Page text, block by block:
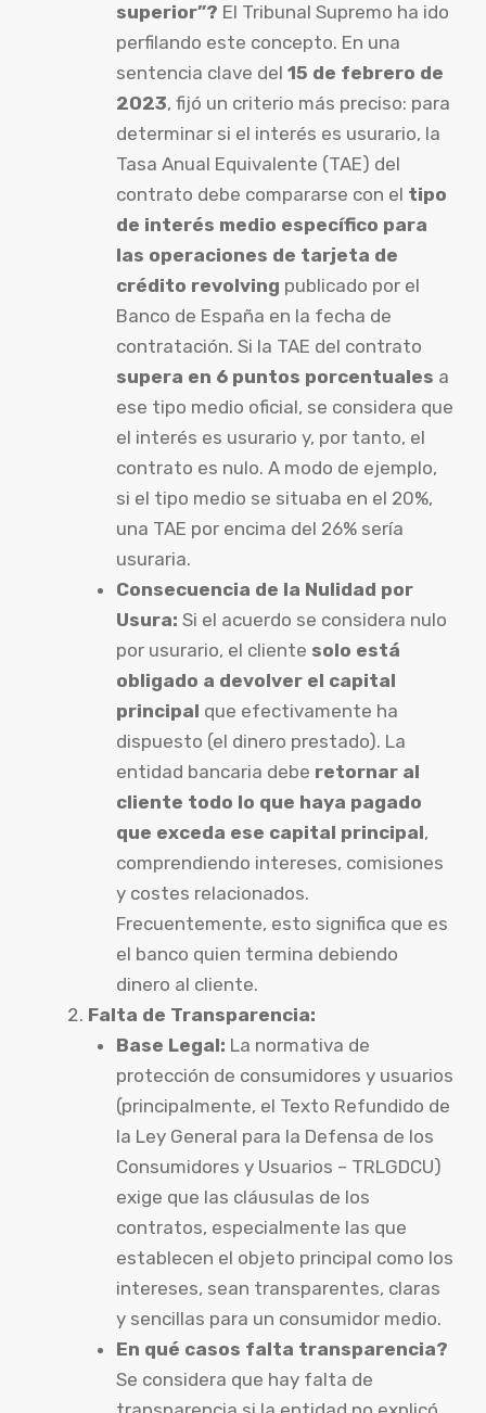
superior”? El Tribunal Supremo ha ido
perfilando este concepto. En una
sentencia clave del 15 de febrero de
2023, fijó un criterio más preciso: para
determinar si el interés es usurario, la
Tasa Anual Equivalente (TAE) del
contrato debe compararse con el tipo
de interés medio específico para
las operaciones de tarjeta de
crédito revolving publicado por el
Banco de España en la fecha de
contratación. Si la TAE del contrato
supera en 6 puntos porcentuales a
ese tipo medio oficial, se considera que
el interés es usurario y, por tanto, el
contrato es nulo. A modo de ejemplo,
si el tipo medio se situaba en el 20%,
una TAE por encima del 26% sería
usuraria.
Consecuencia de la Nulidad por
Usura: Si el acuerdo se considera nulo
por usurario, el cliente solo está
obligado a devolver el capital
principal que efectivamente ha
dispuesto (el dinero prestado). La
entidad bancaria debe retornar al
cliente todo lo que haya pagado
que exceda ese capital principal,
comprendiendo intereses, comisiones
y costes relacionados.
Frecuentemente, esto significa que es
el banco quien termina debiendo
dinero al cliente.
Falta de Transparencia:
Base Legal: La normativa de
protección de consumidores y usuarios
(principalmente, el Texto Refundido de
la Ley General para la Defensa de los
Consumidores y Usuarios – TRLGDCU)
exige que las cláusulas de los
contratos, especialmente las que
establecen el objeto principal como los
intereses, sean transparentes, claras
y sencillas para un consumidor medio.
En qué casos falta transparencia?
Se considera que hay falta de